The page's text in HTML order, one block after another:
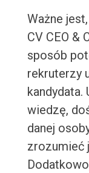
Ważne
CV CEO &
sposób
rekruterzy
kandydata.
wiedzę,
danej
zrozumieć